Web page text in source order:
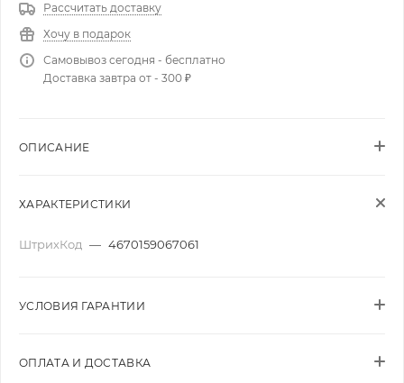
Рассчитать доставку
Хочу в подарок
Самовывоз сегодня - бесплатно
Доставка завтра от - 300 ₽
ОПИСАНИЕ
ХАРАКТЕРИСТИКИ
ШтрихКод — 4670159067061
УСЛОВИЯ ГАРАНТИИ
ОПЛАТА И ДОСТАВКА